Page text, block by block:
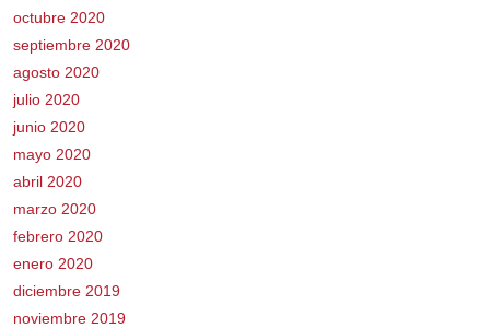
octubre 2020
septiembre 2020
agosto 2020
julio 2020
junio 2020
mayo 2020
abril 2020
marzo 2020
febrero 2020
enero 2020
diciembre 2019
noviembre 2019